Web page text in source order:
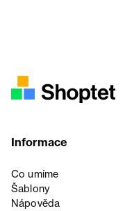
Informace
Co umíme
Šablony
Nápověda